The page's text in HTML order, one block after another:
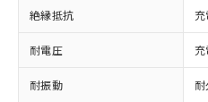
絶縁抵抗
耐電圧
耐振動
当社制御機器事
本サービスの対
ことをご了承く
在庫状況および
記載している更
仕入先様の事情により
むを得ず変更すること
「×」：最大均質材料
基準値を超えている
「－」：未確認です
当社は、これら
（以下｢規制貨